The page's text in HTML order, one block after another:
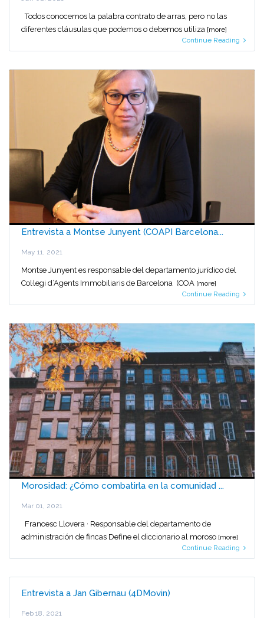
Todos conocemos la palabra contrato de arras, pero no las
diferentes cláusulas que podemos o debemos utiliza [more]
Continue Reading
Entrevista a Montse Junyent (COAPI Barcelona...
May 11, 2021
Montse Junyent es responsable del departamento jurídico del
Col·legi d’Agents Immobiliaris de Barcelona (COA [more]
Continue Reading
Morosidad: ¿Cómo combatirla en la comunidad ...
Mar 01, 2021
Francesc Llovera · Responsable del departamento de
administración de fincas Define el diccionario al moroso [more]
Continue Reading
Entrevista a Jan Gibernau (4DMovin)
Feb 18, 2021